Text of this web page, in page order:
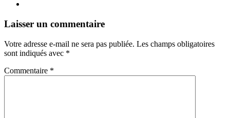
Navigation
articles
←
→
Laisser un commentaire
Votre adresse e-mail ne sera pas publiée. Les champs obligatoires
sont indiqués avec *
Commentaire *